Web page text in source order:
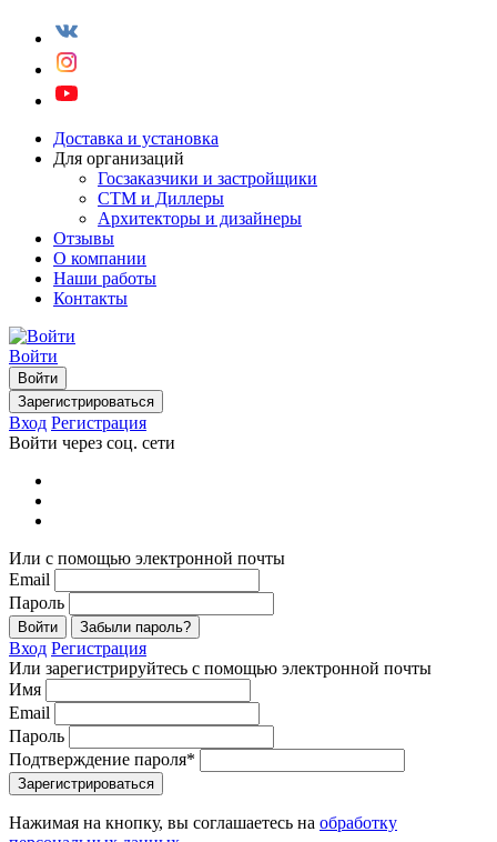
Доставка и установка
Для организаций
Госзаказчики и застройщики
СТМ и Диллеры
Архитекторы и дизайнеры
Отзывы
О компании
Наши работы
Контакты
Войти
Войти
Зарегистрироваться
Вход Регистрация
Войти через соц. сети
Или с помощью электронной почты
Email
Пароль
Войти Забыли пароль?
Вход Регистрация
Или зарегистрируйтесь с помощью электронной почты
Имя
Email
Пароль
Подтверждение пароля*
Зарегистрироваться
Нажимая на кнопку, вы соглашаетесь на обработку